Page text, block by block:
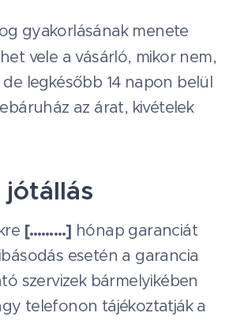
gyakorlásának menete
vele a vásárló, mikor nem,
legkésőbb 14 napon belül
az árat, kivételek
jótállás
[………] hónap garanciát
esetén a garancia
szervizek bármelyikében
telefonon tájékoztatják a